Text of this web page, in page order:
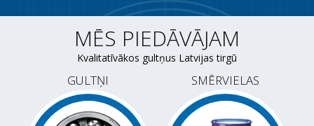
MĒS PIEDĀVĀJAM
Kvalitatīvākos gultņus Latvijas tirgū
GULTŅI SMĒRVIELAS